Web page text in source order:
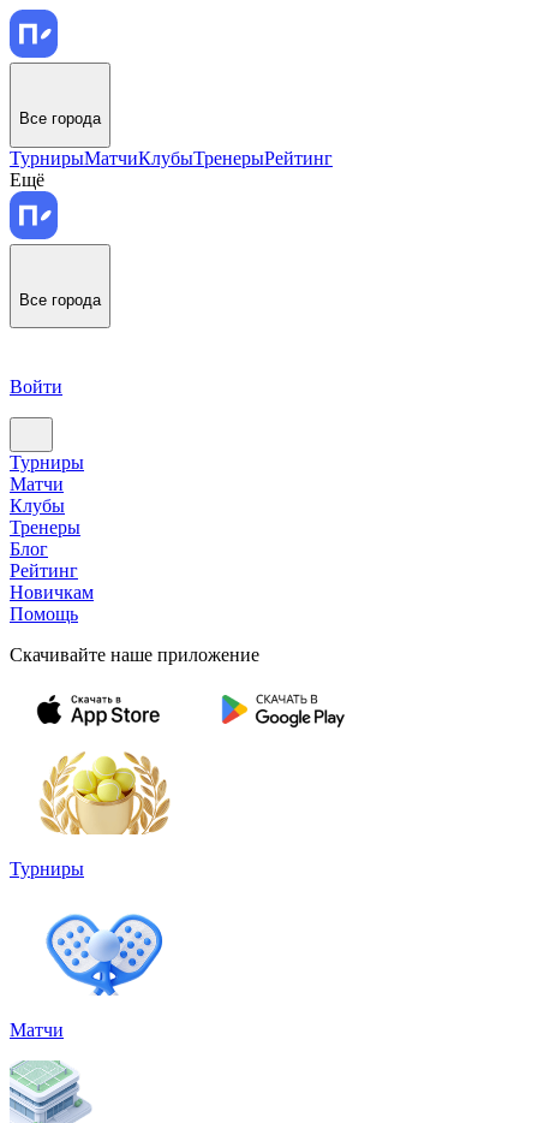
Все города
ТурнирыМатчиКлубыТренерыРейтинг
Ещё
Все города
Войти
Турниры
Матчи
Клубы
Тренеры
Блог
Рейтинг
Новичкам
Помощь
Скачивайте наше приложение
Турниры
Матчи